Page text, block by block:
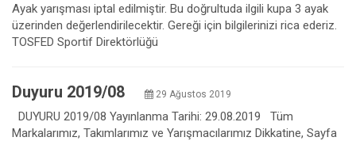
Ayak yarışması iptal edilmiştir. Bu doğrultuda ilgili kupa 3 ayak
üzerinden değerlendirilecektir. Gereği için bilgilerinizi rica ederiz.
TOSFED Sportif Direktörlüğü
Duyuru 2019/08 29 Ağustos 2019
DUYURU 2019/08 Yayınlanma Tarihi: 29.08.2019 Tüm
Markalarımız, Takımlarımız ve Yarışmacılarımız Dikkatine, Sayfa